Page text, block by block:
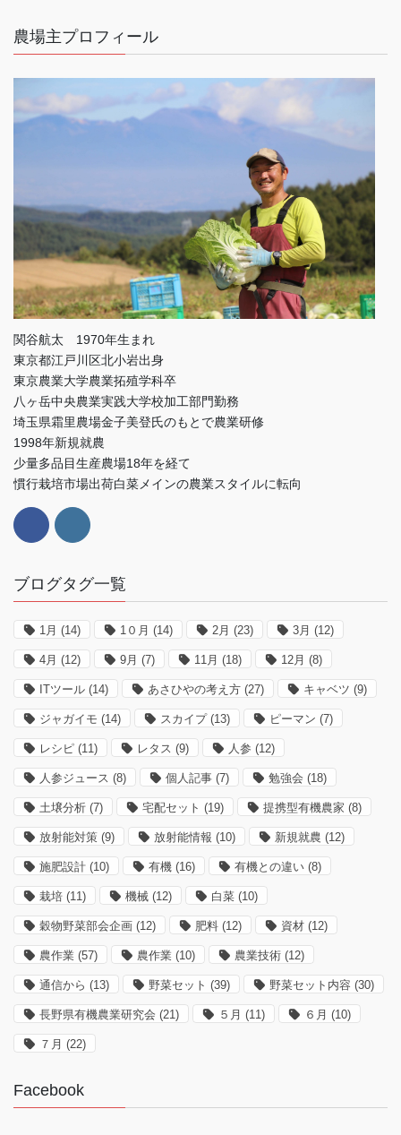
農場主プロフィール
関谷航太 1970年生まれ
東京都江戸川区北小岩出身
東京農業大学農業拓殖学科卒
八ヶ岳中央農業実践大学校加工部門勤務
埼玉県霜里農場金子美登氏のもとで農業研修
1998年新規就農
少量多品目生産農場18年を経て
慣行栽培市場出荷白菜メインの農業スタイルに転向
ブログタグ一覧
1月 (14) 1０月 (14) 2月 (23) 3月 (12)
4月 (12) 9月 (7) 11月 (18) 12月 (8)
ITツール (14) あさひやの考え方 (27) キャベツ (9)
ジャガイモ (14) スカイプ(13) ピーマン (7)
レシピ (11) レタス (9) 人参 (12)
人参ジュース (8) 個人記事 (7) 勉強会 (18)
土壌分析 (7) 宅配セット (19) 提携型有機農家 (8)
放射能対策 (9) 放射能情報 (10) 新規就農 (12)
施肥設計 (10) 有機 (16) 有機との違い (8)
栽培 (11) 機械 (12) 白菜 (10)
穀物野菜部会企画 (12) 肥料 (12) 資材 (12)
農作業 (57) 農作業 (10) 農業技術 (12)
通信から (13) 野菜セット (39) 野菜セット内容 (30)
長野県有機農業研究会 (21) ５月 (11) ６月 (10)
７月 (22)
Facebook